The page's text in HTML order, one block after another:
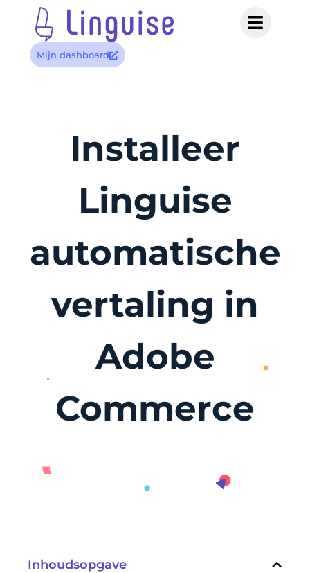
Mijn dashboard
Installeer
Linguise
automatische
vertaling in
Adobe
Commerce
Inhoudsopgave